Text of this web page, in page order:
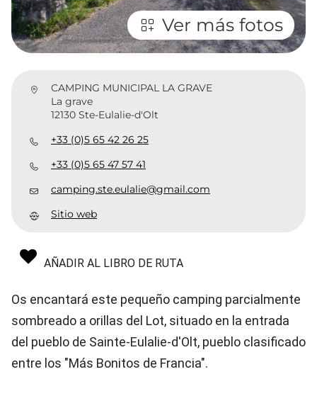
Ver más fotos
CAMPING MUNICIPAL LA GRAVE
La grave
12130 Ste-Eulalie-d'Olt
+33 (0)5 65 42 26 25
+33 (0)5 65 47 57 41
camping.ste.eulalie@gmail.com
Sitio web
AÑADIR AL LIBRO DE RUTA
Os encantará este pequeño camping parcialmente
sombreado a orillas del Lot, situado en la entrada
del pueblo de Sainte-Eulalie-d'Olt, pueblo clasificado
entre los "Más Bonitos de Francia".